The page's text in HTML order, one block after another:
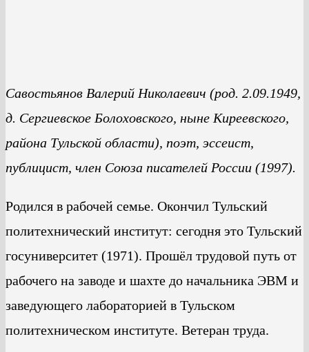
Савостьянов Валерий Николаевич (род. 2.09.1949,
д. Сергиевское Болоховского, ныне Киреевского,
района Тульской области), поэт, эссеист,
публицист, член Союза писателей России (1997).
Родился в рабочей семье. Окончил Тульский
политехнический институт: сегодня это Тульский
госуниверситет (1971). Прошёл трудовой путь от
рабочего на заводе и шахте до начальника ЭВМ и
заведующего лабораторией в Тульском
политехническом институте. Ветеран труда.